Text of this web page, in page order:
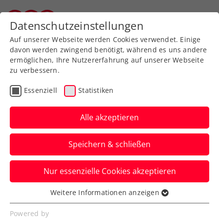
Zurück zur Newsübersicht
Turniere
LADIES OPEN Amstetten:
Pridankina mit
Powertennis zum Titel
Sinja Kraus’ Bezwingerin gewinnt das
russisch-ukrainische Finalduell beim ITF-
Damenturnier in Niederösterreich.
Verfasst von: Presseaussendung / Redaktion, 17.08.2024
Datenschutzeinstellungen
Auf unserer Webseite werden Cookies verwendet. Einige
davon werden zwingend benötigt, während es uns andere
ermöglichen, Ihre Nutzererfahrung auf unserer Webseite
zu verbessern.
Essenziell Statistiken
Alle akzeptieren
Speichern & schließen
Nur essenzielle Cookies akzeptieren
Essenziell
Essenzielle Cookies werden für grundlegende
Weitere Informationen anzeigen
Powered by